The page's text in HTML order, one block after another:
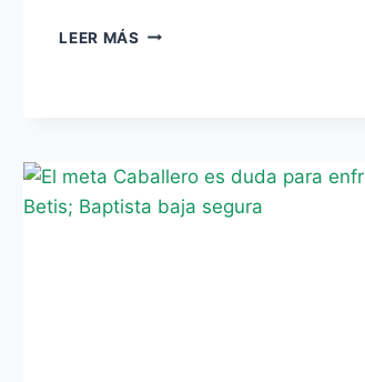
LEER MÁS FRENAR
DE
LA
LIGA